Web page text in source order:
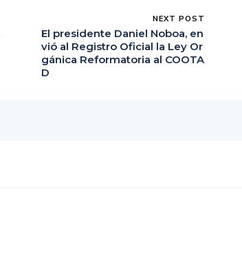
NEXT POST
El presidente Daniel Noboa, en
vió al Registro Oficial la Ley Or
gánica Reformatoria al COOTA
D